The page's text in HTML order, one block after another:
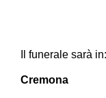
Il funerale sarà in:
Cremona